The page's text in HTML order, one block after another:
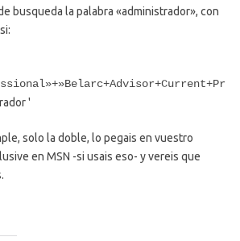
busqueda la palabra «administrador», con
'
solo la doble, lo pegais en vuestro
en MSN -si usais eso- y vereis que